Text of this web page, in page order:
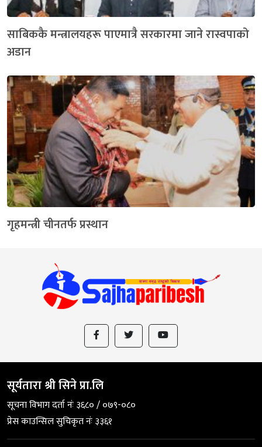
साबिककै मन्त्रालयहरू पाएमात्रै सरकारमा जाने रास्वपाको
अडान
गृहमन्त्री चीनतर्फ प्रस्थान
सूर्यतारा श्री सिने प्रा.लि
सूचना विभाग दर्ता नंः ३६८० / ०७९-०८०
प्रेस काउन्सिल सुचिकृत नंः ३३६१